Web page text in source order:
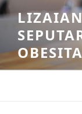
Skip
to
content